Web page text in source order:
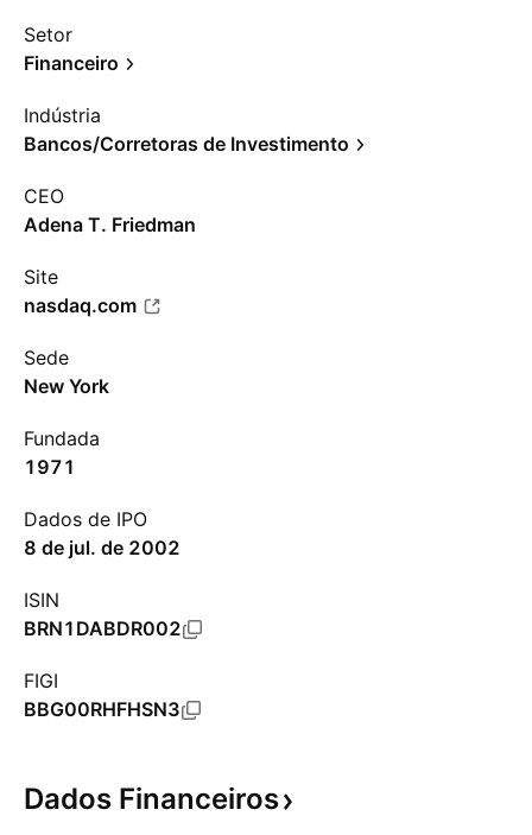
Setor
Financeiro
Indústria
Bancos/Corretoras de Investimento
CEO
Adena T. Friedman
Site
nasdaq.com
Sede
New York
Fundada
1971
Dados de IPO
8 de jul. de 2002
ISIN
BRN1DABDR002
FIGI
BBG00RHFHSN3
Dados Financeiros